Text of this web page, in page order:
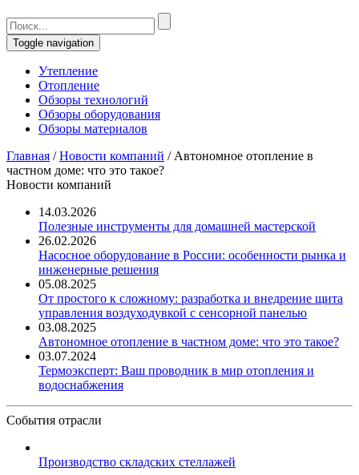
Toggle navigation
Утепление
Отопление
Обзоры технологий
Обзоры оборудования
Обзоры материалов
Главная /Новости компаний / Автономное отопление в
частном доме: что это такое?
Новости компаний
14.03.2026
Полезные инструменты для домашней мастерской
26.02.2026
Насосное оборудование в России: особенности рынка и
инженерные решения
05.08.2025
От простого к сложному: разработка и внедрение щита
управления воздуходувкой с сенсорной панелью
03.08.2025
Автономное отопление в частном доме: что это такое?
03.07.2024
Термоэксперт: Ваш проводник в мир отопления и
водоснабжения
События отрасли
Производство складских стеллажей